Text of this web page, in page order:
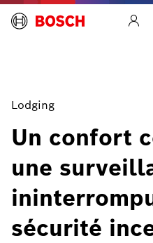
Lodging
Un confort
une
sécurité